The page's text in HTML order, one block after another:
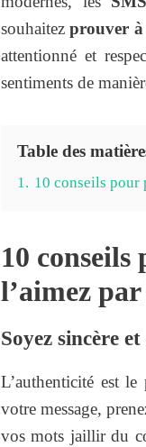
souhaitezprouver à
attentionné et
sentiments de
Table des
1. 10 conseils pour
10
l’aimez
Soyez sincère
L’authenticité est
votre message,
vos mots jaillir du